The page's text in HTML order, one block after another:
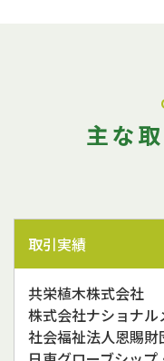
主な
取引実績
共栄植木株式会社
株式会社ナショナル
社会福祉法人恩賜財